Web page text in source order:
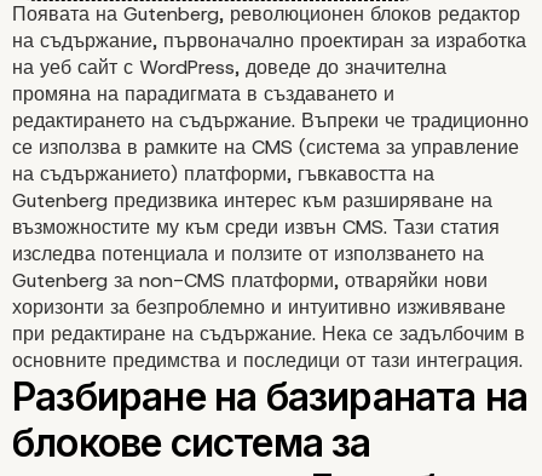
Появата на Gutenberg, революционен блоков редактор
на съдържание, първоначално проектиран за изработка
на уеб сайт с WordPress, доведе до значителна
промяна на парадигмата в създаването и
редактирането на съдържание. Въпреки че традиционно
се използва в рамките на CMS (система за управление
на съдържанието) платформи, гъвкавостта на
Gutenberg предизвика интерес към разширяване на
възможностите му към среди извън CMS. Тази статия
изследва потенциала и ползите от използването на
Gutenberg за non-CMS платформи, отваряйки нови
хоризонти за безпроблемно и интуитивно изживяване
при редактиране на съдържание. Нека се задълбочим в
основните предимства и последици от тази интеграция.